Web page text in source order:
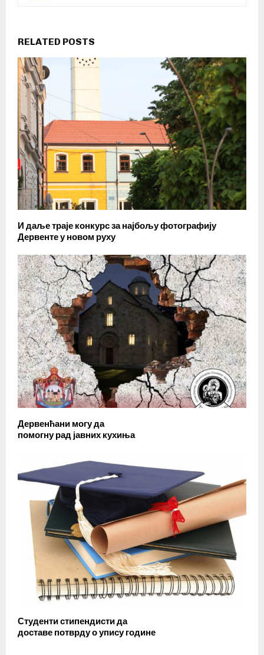
RELATED POSTS
И даље траје конкурс за најбољу фотографију
Дервенте у новом руху
Дервенћани могу да
помогну рад јавних кухиња
Студенти стипендисти да
доставе потврду о упису године